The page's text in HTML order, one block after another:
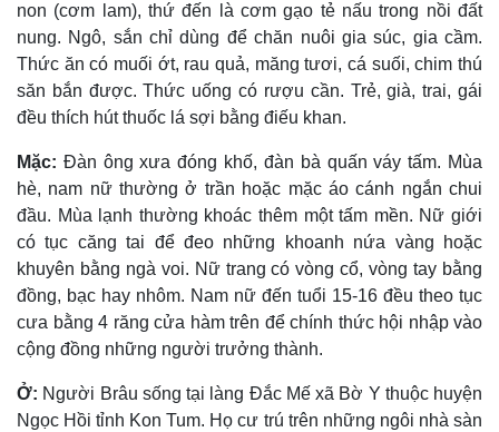
non (cơm lam), thứ đến là cơm gạo tẻ nấu trong nồi đất
nung. Ngô, sắn chỉ dùng để chăn nuôi gia súc, gia cầm.
Thức ăn có muối ớt, rau quả, măng tươi, cá suối, chim thú
săn bắn được. Thức uống có rượu cần. Trẻ, già, trai, gái
đều thích hút thuốc lá sợi bằng điếu khan.
Mặc: Ðàn ông xưa đóng khố, đàn bà quấn váy tấm. Mùa
hè, nam nữ thường ở trần hoặc mặc áo cánh ngắn chui
đầu. Mùa lạnh thường khoác thêm một tấm mền. Nữ giới
có tục căng tai để đeo những khoanh nứa vàng hoặc
khuyên bằng ngà voi. Nữ trang có vòng cổ, vòng tay bằng
đồng, bạc hay nhôm. Nam nữ đến tuổi 15-16 đều theo tục
cưa bằng 4 răng cửa hàm trên để chính thức hội nhập vào
cộng đồng những người trưởng thành.
Ở: Người Brâu sống tại làng Ðắc Mế xã Bờ Y thuộc huyện
Ngọc Hồi tỉnh Kon Tum. Họ cư trú trên những ngôi nhà sàn